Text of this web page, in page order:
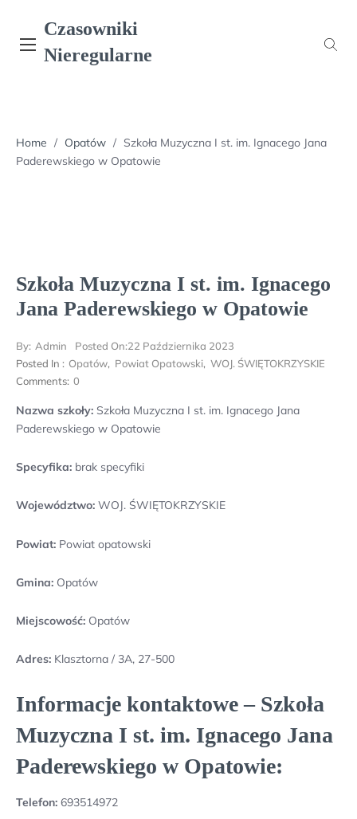
content
Czasowniki
Nieregularne
Home / Opatów / Szkoła Muzyczna I st. im. Ignacego Jana
Paderewskiego w Opatowie
Szkoła Muzyczna I st. im. Ignacego
Jana Paderewskiego w Opatowie
By: Admin Posted On:22 Października 2023
Posted In : Opatów, Powiat Opatowski, WOJ. ŚWIĘTOKRZYSKIE
Comments: 0
Nazwa szkoły: Szkoła Muzyczna I st. im. Ignacego Jana
Paderewskiego w Opatowie
Specyfika: brak specyfiki
Województwo: WOJ. ŚWIĘTOKRZYSKIE
Powiat: Powiat opatowski
Gmina: Opatów
Miejscowość: Opatów
Adres: Klasztorna / 3A, 27-500
Informacje kontaktowe – Szkoła
Muzyczna I st. im. Ignacego Jana
Paderewskiego w Opatowie:
Telefon: 693514972